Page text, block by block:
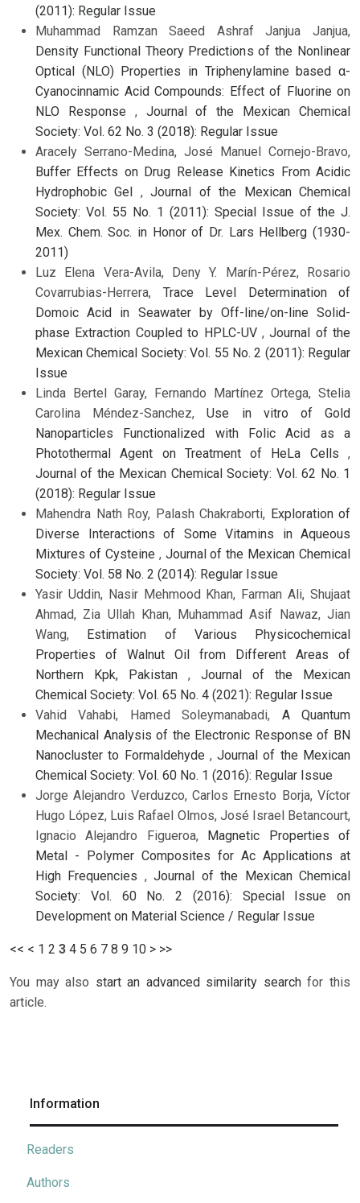
(2011): Regular Issue
Muhammad Ramzan Saeed Ashraf Janjua Janjua,
Density Functional Theory Predictions of the Nonlinear
Optical (NLO) Properties in Triphenylamine based α-
Cyanocinnamic Acid Compounds: Effect of Fluorine on
NLO Response , Journal of the Mexican Chemical
Society: Vol. 62 No. 3 (2018): Regular Issue
Aracely Serrano-Medina, José Manuel Cornejo-Bravo,
Buffer Effects on Drug Release Kinetics From Acidic
Hydrophobic Gel ,Journal of the Mexican Chemical
Society: Vol. 55 No. 1 (2011): Special Issue of the J.
Mex. Chem. Soc. in Honor of Dr. Lars Hellberg (1930-
2011)
Luz Elena Vera-Avila, Deny Y. Marín-Pérez, Rosario
Covarrubias-Herrera, Trace Level Determination of
Domoic Acid in Seawater by Off-line/on-line Solid-
phase Extraction Coupled to HPLC-UV ,Journal of the
Mexican Chemical Society: Vol. 55 No. 2 (2011): Regular
Issue
Linda Bertel Garay, Fernando Martínez Ortega, Stelia
Carolina Méndez-Sanchez,Use in vitro of Gold
Nanoparticles Functionalized with Folic Acid as a
Photothermal Agent on Treatment of HeLa Cells ,
Journal of the Mexican Chemical Society: Vol. 62 No. 1
(2018): Regular Issue
Mahendra Nath Roy, Palash Chakraborti, Exploration of
Diverse Interactions of Some Vitamins in Aqueous
Mixtures of Cysteine , Journal of the Mexican Chemical
Society: Vol. 58 No. 2 (2014): Regular Issue
Yasir Uddin, Nasir Mehmood Khan, Farman Ali, Shujaat
Ahmad, Zia Ullah Khan, Muhammad Asif Nawaz, Jian
Wang,
Estimation of Various Physicochemical
Properties of Walnut Oil from Different Areas of
Northern Kpk, Pakistan , Journal of the Mexican
Chemical Society: Vol. 65 No. 4 (2021): Regular Issue
Vahid Vahabi, Hamed Soleymanabadi, A Quantum
Mechanical Analysis of the Electronic Response of BN
Nanocluster to Formaldehyde ,Journal of the Mexican
Chemical Society: Vol. 60 No. 1 (2016): Regular Issue
Jorge Alejandro Verduzco, Carlos Ernesto Borja, Víctor
Hugo López, Luis Rafael Olmos, José Israel Betancourt,
Ignacio Alejandro Figueroa,
Magnetic Properties of
Metal - Polymer Composites for Ac Applications at
High Frequencies ,Journal of the Mexican Chemical
Society: Vol. 60 No. 2 (2016): Special Issue on
Development on Material Science / Regular Issue
<< < 1 2 3 4 5 6 7 8 9 10 > >>
You may also start an advanced similarity searchfor this
article.
Information
Readers
Authors